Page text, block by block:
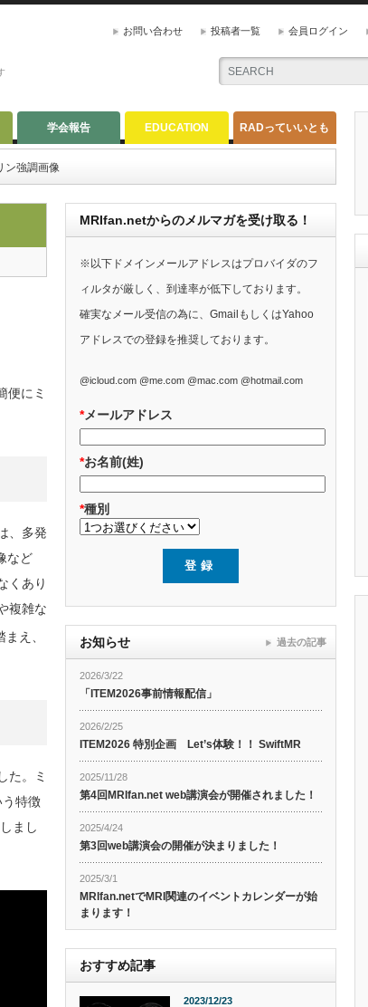
お問い合わせ 投稿者一覧 会員ログイン
学会報告 EDUCATION RADっていいとも
ン強調画像
便にミ
、多発
など
くあり
複雑な
え、
た。ミ
特徴
まし
MRIfan.netからのメルマガを受け取る！
※以下ドメインメールアドレスはプロバイダのフ
ィルタが厳しく、到達率が低下しております。
確実なメール受信の為に、GmailもしくはYahoo
アドレスでの登録を推奨しております。
@icloud.com @me.com @mac.com @hotmail.com
*メールアドレス
*お名前(姓)
*種別
お知らせ
2026/3/22
「ITEM2026事前情報配信」
2026/2/25
ITEM2026 特別企画 Let’s体験！！ SwiftMR
2025/11/28
第4回MRIfan.net web講演会が開催されました！
2025/4/24
第3回web講演会の開催が決まりました！
2025/3/1
MRIfan.netでMRI関連のイベントカレンダーが始
まります！
過去の記事
おすすめ記事
2023/12/23